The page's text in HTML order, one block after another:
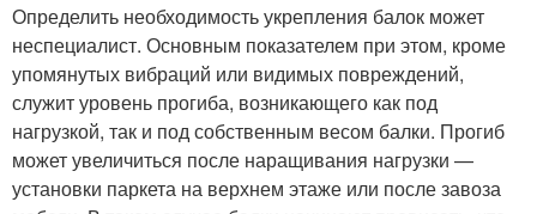
Определить необходимость укрепления балок может
неспециалист. Основным показателем при этом, кроме
упомянутых вибраций или видимых повреждений,
служит уровень прогиба, возникающего как под
нагрузкой, так и под собственным весом балки. Прогиб
может увеличиться после наращивания нагрузки —
установки паркета на верхнем этаже или после завоза